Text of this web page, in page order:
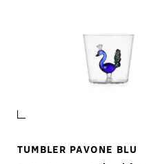
TUMBLER PAVONE BLU